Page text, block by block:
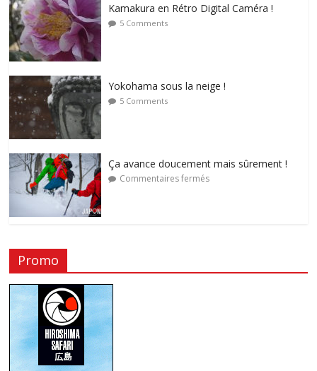
Kamakura en Rétro Digital Caméra !
5 Comments
Yokohama sous la neige !
5 Comments
Ça avance doucement mais sûrement !
Commentaires fermés
Promo